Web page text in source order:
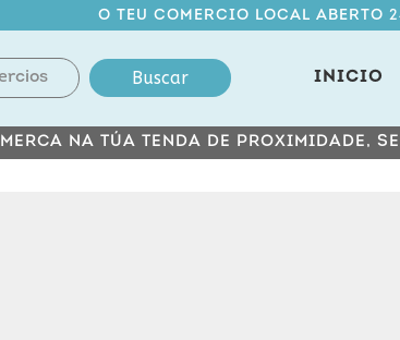
O TEU COMERCIO LOCAL ABERTO
Buscar INICIO
MERCA NA TÚA TENDA DE PROXIMIDADE,